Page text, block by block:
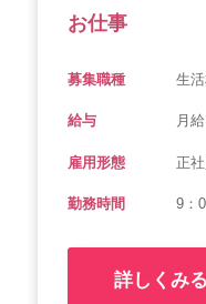
お仕事
募集職種 生
給与 月
雇用形態 正社
勤務時間 9：
詳しくみる